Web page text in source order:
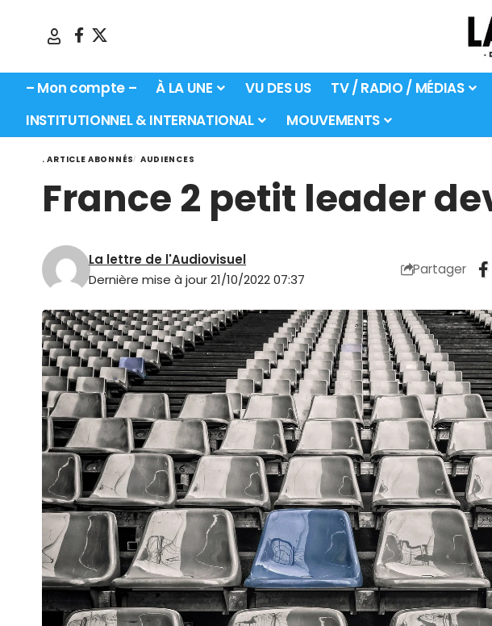
– Mon compte – À LA UNE VU DES US TV / RADIO / MÉDIAS
INSTITUTIONNEL & INTERNATIONAL
MOUVEMENTS
. ARTICLE ABONNÉS AUDIENCES
France 2 petit leader
Dernière mise à jour 21/10/2022 07:37
La lettre de l'Audiovisuel
Partager